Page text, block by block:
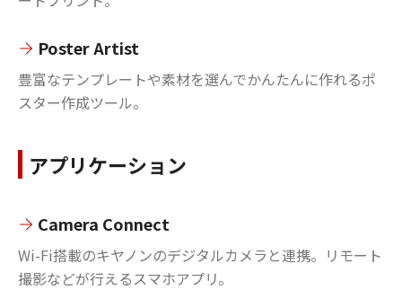
Poster Artist
豊富なテンプレートや素材を選んでかんたんに作れるポ
スター作成ツール。
アプリケーション
Camera Connect
Wi-Fi搭載のキヤノンのデジタルカメラと連携。リモート
撮影などが行えるスマホアプリ。